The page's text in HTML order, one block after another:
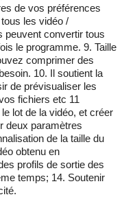
de vos préférences
les vidéo /
peuvent convertir tous
le programme. 9. Taille
comprimer des
10. Il soutient la
de prévisualiser les
fichiers etc 11
lot de la vidéo, et créer
deux paramètres
de la taille du
obtenu en
profils de sortie des
temps; 14. Soutenir